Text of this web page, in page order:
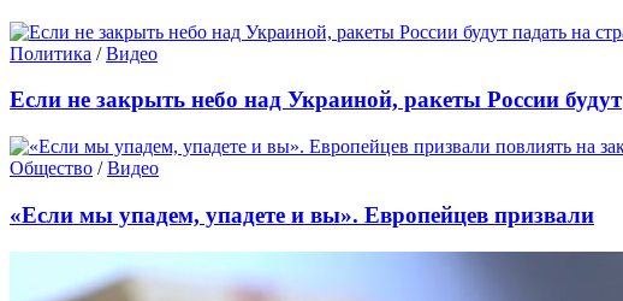
Политика /Видео
Если не закрыть небо над Украиной, ракеты России будут
Общество /Видео
«Если мы упадем, упадете и вы». Европейцев призвали